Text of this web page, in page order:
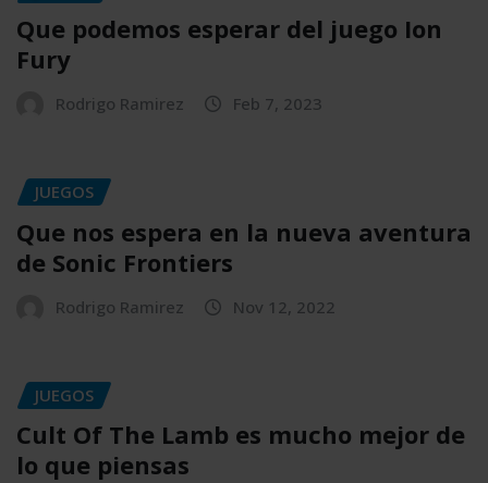
Que podemos esperar del juego Ion
Fury
Rodrigo Ramirez Feb 7, 2023
JUEGOS
Que nos espera en la nueva aventura
de Sonic Frontiers
Rodrigo Ramirez Nov 12, 2022
JUEGOS
Cult Of The Lamb es mucho mejor de
lo que piensas